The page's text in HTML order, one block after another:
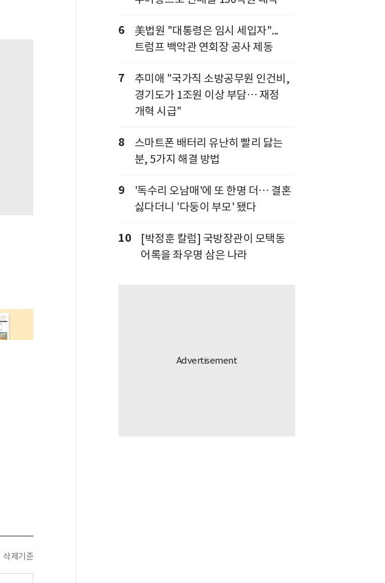
삭제기준
6
美법원 "대통령은 임시 세입자"...
트럼프 백악관 연회장 공사 제동
7
추미애 "국가직 소방공무원 인건비,
경기도가 1조원 이상 부담… 재정
개혁 시급"
8
스마트폰 배터리 유난히 빨리 닳는
분, 5가지 해결 방법
9
'독수리 오남매'에 또 한명 더… 결혼
싫다더니 '다둥이 부모' 됐다
10
[박정훈 칼럼] 국방장관이 모택동
어록을 좌우명 삼은 나라